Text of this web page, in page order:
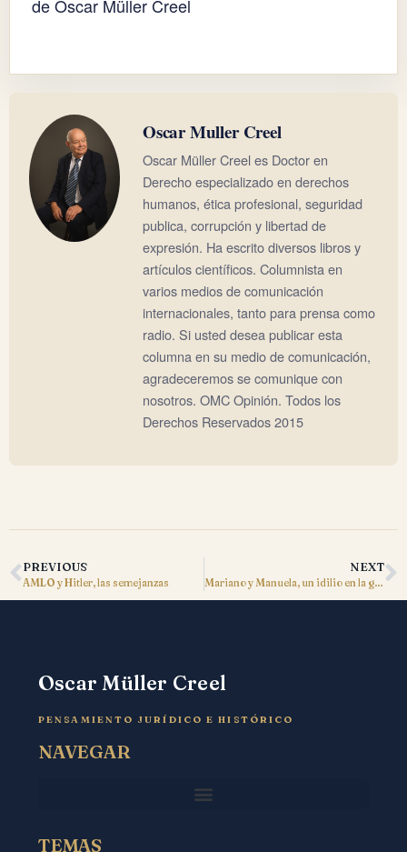
de Oscar Müller Creel
Oscar Muller Creel
Oscar Müller Creel es Doctor en
Derecho especializado en derechos
humanos, ética profesional, seguridad
publica, corrupción y libertad de
expresión. Ha escrito diversos libros y
artículos científicos. Columnista en
varios medios de comunicación
internacionales, tanto para prensa como
radio. Si usted desea publicar esta
columna en su medio de comunicación,
agradeceremos se comunique con
nosotros. OMC Opinión. Todos los
Derechos Reservados 2015
PREVIOUS
AMLO y Hitler, las semejanzas
NEXT
Mariano y Manuela, un idilio en la guerra de independencia.
Oscar Müller Creel
PENSAMIENTO JURÍDICO E HISTÓRICO
NAVEGAR
TEMAS